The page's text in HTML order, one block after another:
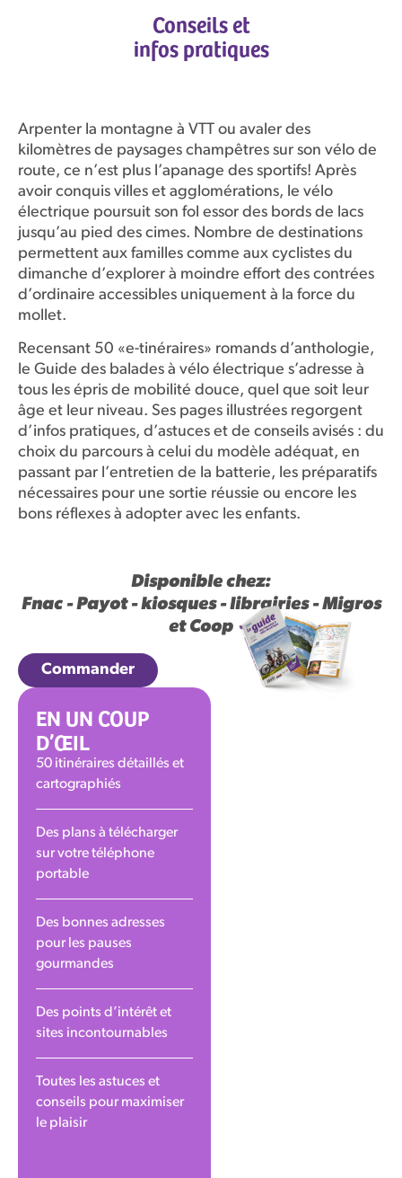
Conseils et
infos pratiques
Arpenter la montagne à VTT ou avaler des
kilomètres de paysages champêtres sur son vélo de
route, ce n’est plus l’apanage des sportifs! Après
avoir conquis villes et agglomérations, le vélo
électrique poursuit son fol essor des bords de lacs
jusqu’au pied des cimes. Nombre de destinations
permettent aux familles comme aux cyclistes du
dimanche d’explorer à moindre effort des contrées
d’ordinaire accessibles uniquement à la force du
mollet.
Recensant 50 «e-tinéraires» romands d’anthologie,
le Guide des balades à vélo électrique s’adresse à
tous les épris de mobilité douce, quel que soit leur
âge et leur niveau. Ses pages illustrées regorgent
d’infos pratiques, d’astuces et de conseils avisés : du
choix du parcours à celui du modèle adéquat, en
passant par l’entretien de la batterie, les préparatifs
nécessaires pour une sortie réussie ou encore les
bons réflexes à adopter avec les enfants.
Disponible chez:
Fnac - Payot - kiosques-librairies - Migros
et Coop
Commander
EN UN COUP
D’ŒIL
50 itinéraires détaillés et
cartographiés
Des plans à télécharger
sur votre téléphone
portable
Des bonnes adresses
pour les pauses
gourmandes
Des points d’intérêt et
sites incontournables
Toutes les astuces et
conseils pour maximiser
le plaisir